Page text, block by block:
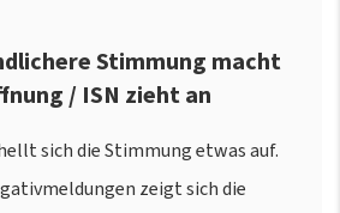
Stimmung macht
/ ISN zieht an
sich die Stimmung etwas auf.
zeigt sich die